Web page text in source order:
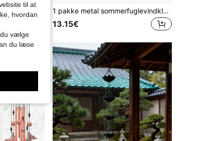
til tagudhæng, udendørs havedekoration 1 pakke metal sommerfuglevindklokke, udendørs vindklokke, haveterrassedekoration mindevindklokke, fødselsdagsgaver til festivaler, havedekoration til fordøren, terrassestidekoration, sommerfestdekoration, baghavedekoration
13.15€
til at
hvordan
du vælge
du læse